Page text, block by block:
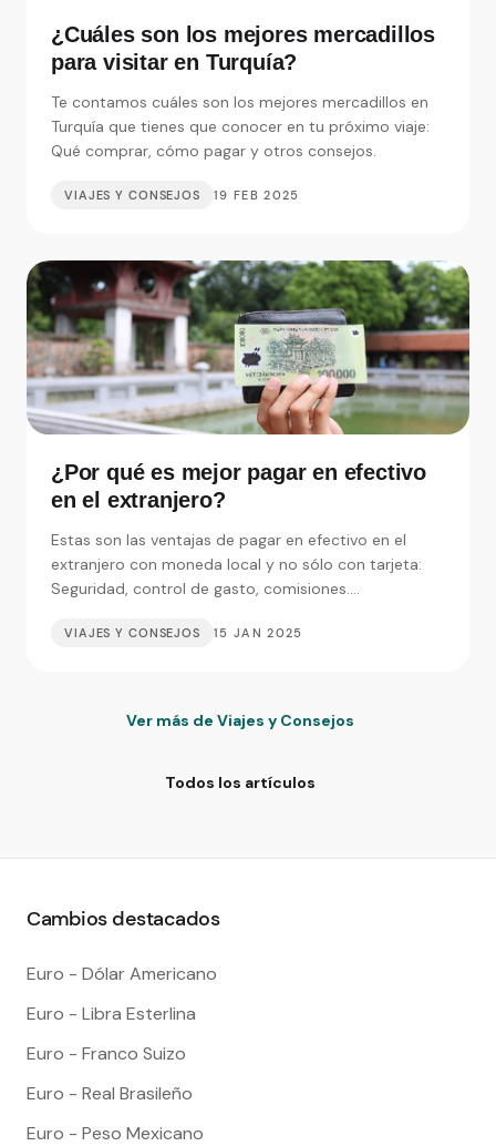
¿Cuáles son los mejores mercadillos
para visitar en Turquía?
Te contamos cuáles son los mejores mercadillos en
Turquía que tienes que conocer en tu próximo viaje:
Qué comprar, cómo pagar y otros consejos.
VIAJES Y CONSEJOS 19 FEB 2025
¿Por qué es mejor pagar en efectivo
en el extranjero?
Estas son las ventajas de pagar en efectivo en el
extranjero con moneda local y no sólo con tarjeta:
Seguridad, control de gasto, comisiones....
VIAJES Y CONSEJOS 15 JAN 2025
Ver más de Viajes y Consejos
Todos los artículos
Cambios destacados
Euro - Dólar Americano
Euro - Libra Esterlina
Euro - Franco Suizo
Euro - Real Brasileño
Euro - Peso Mexicano